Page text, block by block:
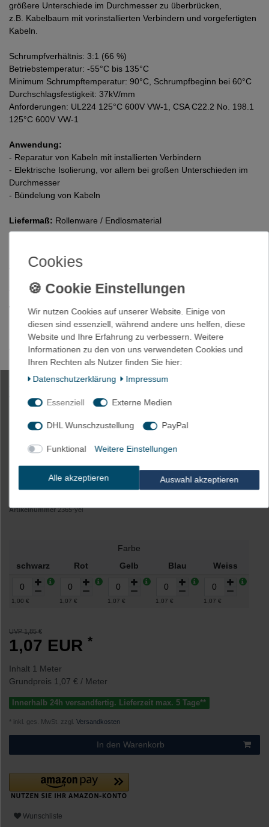
größere Unterschiede im Durchmesser zu überbrücken,
z.B. Kabelbaum mit vorinstallierten Verbindern und vorgefertigten
Kabeln.
Schrumpfverhältnis: 3:1 (66 %)
Betriebstemperatur: -55°C bis 135°C
Minimum Schrumpftemperatur: 90°C, Schrumpfbeginn bei 60°C
Durchschlagsfestigkeit: 37kV/mm
Anforderungen: UL224 125°C 600V VW-1, CSA C22.2 No. 198.1
125°C 600V VW-1
Anwendung:
- Reparatur von Kabeln mit installierten Verbindern
- Elektrische Isolierung, vor allem bei großen Unterschieden im
Durchmesser
- Bündelung von Kabeln
Liefermaß: Rollenware / Endlosmaterial
Sie möchten Ihren Schrumpfschlauch bedrucken ?
z.B. zur Markierung, mit Ihrem Logo oder einem Hinweistext ?
Wir bieten gerne an !
Mögliche Druckfarben sind : weiß / schwarz / blau / rot / grün
*Abbildung ähnlich
abgebildeten Farbe und der tatsächlichen Farbe geben aufgrund
von Lichteinfall, Helligkeit des Monitors, Kontrasteinstellung etc.
1m Schrumpfschlauch 12mm (3:1)
135°C UL/CSA
Artikelnummer2365-yel
Farbe
schwarz
Rot Gelb Blau Weiss
1,00 € 1,07 € 1,07 € 1,07 € 1,07 €
UVP 1,85 €
1,07 EUR *
Inhalt 1 Meter
Grundpreis 1,07 € / Meter
Innerhalb 24h versandfertig. Lieferzeit max. 5 Tage**
* inkl. ges. MwSt. zzgl. Versandkosten
In den Warenkorb
Wunschliste
Cookies
Wir nutzen Cookies auf unserer Website. Einige von
diesen sind essenziell, während andere uns helfen, diese
Website und Ihre Erfahrung zu verbessern. Weitere
Informationen zu den von uns verwendeten Cookies und
Ihren Rechten als Nutzer finden Sie hier:
Daten­schutz­erklärung
Impressum
Essenziell Externe Medien
DHL Wunschzustellung PayPal
Funktional Weitere Einstellungen
Alle akzeptieren Auswahl akzeptieren